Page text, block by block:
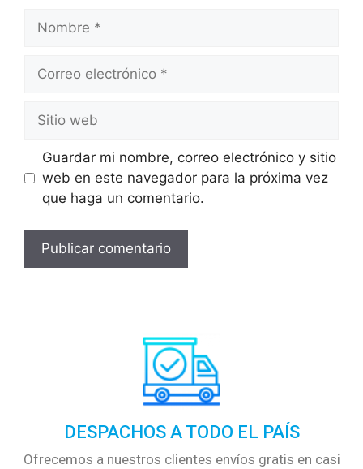
Guardar mi nombre, correo electrónico y sitio
web en este navegador para la próxima vez
que haga un comentario.
DESPACHOS A TODO EL PAÍS
Ofrecemos a nuestros clientes envíos gratis en casi